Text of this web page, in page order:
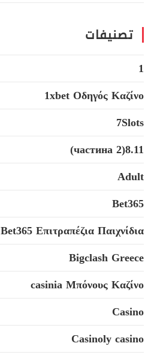
تصنيفات
1
1xbet Οδηγός Καζίνο
7Slots
8.11(2 частина)
Adult
Bet365
Bet365 Επιτραπέζια Παιχνίδια
Bigclash Greece
casinia Μπόνους Καζίνο
Casino
Casinoly casino